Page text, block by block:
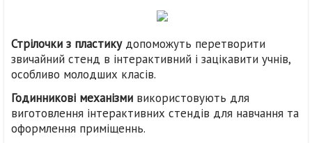
Стрілочки з пластикудопоможуть перетворити
звичайний стенд в інтерактивний і зацікавити учнів,
особливо молодших класів.
Годинникові механізми використовують для
виготовлення інтерактивних стендів для навчання та
оформлення приміщеннь.